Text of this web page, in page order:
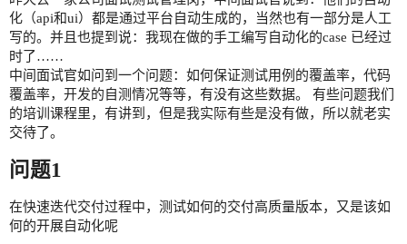
化（api和ui）都是通过平台自动生成的，当然也有一部分是人工
写的。并且也提到说：我现在做的手工编写自动化的case 已经过
时了……
中间面试官如问到一个问题：如何保证测试用例的覆盖率，代码
覆盖率，开发的自测情况等等，有没有这些数据。 有些问题我们
的培训课程里，有讲到，但是我实际有些是没有做，所以就老实
交待了。
问题1
在快速迭代交付过程中，测试如何的交付高质量版本，又是该如
何的开展自动化呢